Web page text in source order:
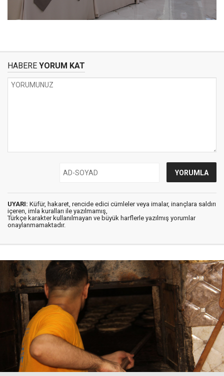
HABERE YORUM KAT
UYARI: Küfür, hakaret, rencide edici cümleler veya imalar, inançlara saldırı
içeren, imla kuralları ile yazılmamış,
Türkçe karakter kullanılmayan ve büyük harflerle yazılmış yorumlar
onaylanmamaktadır.